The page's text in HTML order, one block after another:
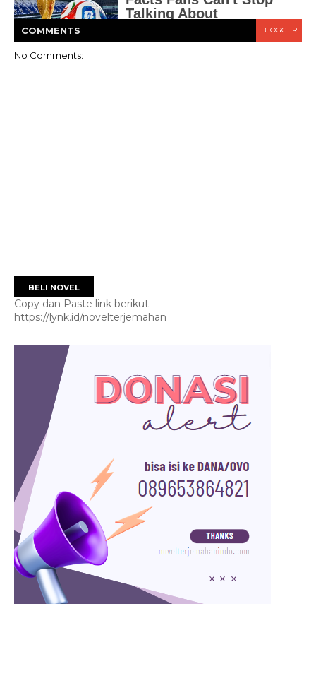
COMMENTS BLOGGER
No Comments:
BELI NOVEL
Copy dan Paste link berikut
https://lynk.id/novelterjemahan